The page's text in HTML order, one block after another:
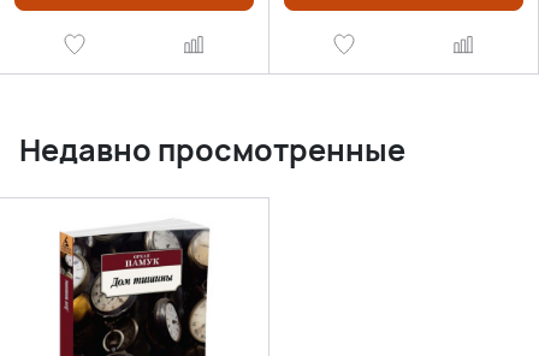
Недавно просмотренные